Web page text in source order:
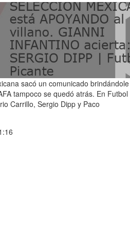
sacó un comunicado
tampoco se quedó atrás. En
Carrillo, Sergio Dipp y Paco